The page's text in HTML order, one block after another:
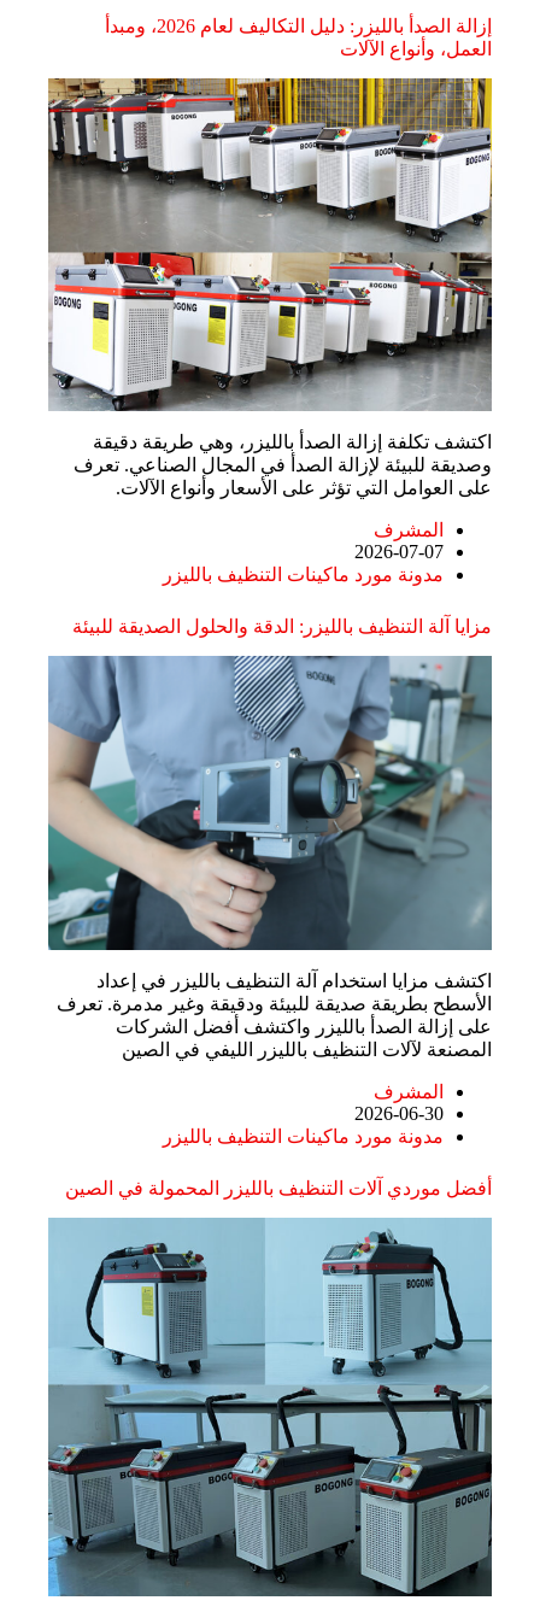
إزالة الصدأ بالليزر: دليل التكاليف لعام 2026، ومبدأ
العمل، وأنواع الآلات
اكتشف تكلفة إزالة الصدأ بالليزر، وهي طريقة دقيقة
وصديقة للبيئة لإزالة الصدأ في المجال الصناعي. تعرف
على العوامل التي تؤثر على الأسعار وأنواع الآلات.
المشرف
2026-07-07
مدونة مورد ماكينات التنظيف بالليزر
مزايا آلة التنظيف بالليزر: الدقة والحلول الصديقة للبيئة
اكتشف مزايا استخدام آلة التنظيف بالليزر في إعداد
الأسطح بطريقة صديقة للبيئة ودقيقة وغير مدمرة. تعرف
على إزالة الصدأ بالليزر واكتشف أفضل الشركات
المصنعة لآلات التنظيف بالليزر الليفي في الصين
المشرف
2026-06-30
مدونة مورد ماكينات التنظيف بالليزر
أفضل موردي آلات التنظيف بالليزر المحمولة في الصين